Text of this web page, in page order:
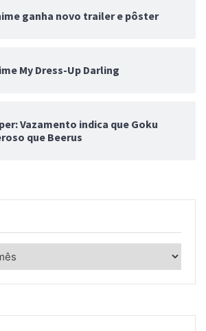
ganha novo trailer e pôster
My Dress-Up Darling
Vazamento indica que Goku
que Beerus